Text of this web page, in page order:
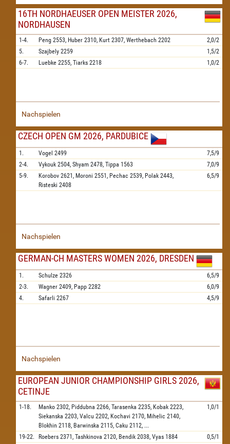
16TH NORDHAEUSER OPEN MEISTER 2026,
NORDHAUSEN
1-4. Peng 2553, Huber 2310, Kurt 2307, Werthebach 2202
2,0/2
5.
Szajbely 2259
1,5/2
6-7.
Luebke 2255, Tiarks 2218 1,0/2
Nachspielen
CZECH OPEN GM 2026, PARDUBICE
1. Vogel 2499
7,5/9
2-4.
Vykouk 2504, Shyam 2478, Tippa 1563
7,0/9
5-9.
Korobov 2621, Moroni 2551, Pechac 2539, Polak 2443,
Risteski 2408
6,5/9
Nachspielen
GERMAN-CH MASTERS WOMEN 2026, DRESDEN
1. Schulze 2326
6,5/9
2-3.
Wagner 2409, Papp 2282
6,0/9
4.
Safarli 2267 4,5/9
Nachspielen
EUROPEAN JUNIOR CHAMPIONSHIP GIRLS 2026,
CETINJE
1-18. Manko 2302, Piddubna 2266, Tarasenka 2235, Kobak 2223,
Siekanska 2203, Valcu 2202, Kochavi 2170, Mihelic 2140,
Blokhin 2118, Barwinska 2115, Caku 2112, ...
1,0/1
19-22. Roebers 2371, Tashkinova 2120, Bendik 2038, Vyas 1884 0,5/1